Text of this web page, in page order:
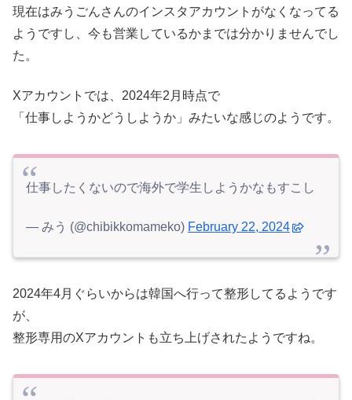
現在はみうごんさんのインスタアカウントがなくなってる
ようですし、今も営業しているかまでは分かりませんでし
た。
Xアカウントでは、2024年2月時点で
「仕事しようかどうしようか」みたいな感じのようです。
仕事したくないので海外で学生しようかなもすこし
— みう (@chibikkomameko) February 22, 2024
2024年4月ぐらいからは韓国へ行って整形してるようです
が、
整形専用のXアカウントも立ち上げされたようですね。